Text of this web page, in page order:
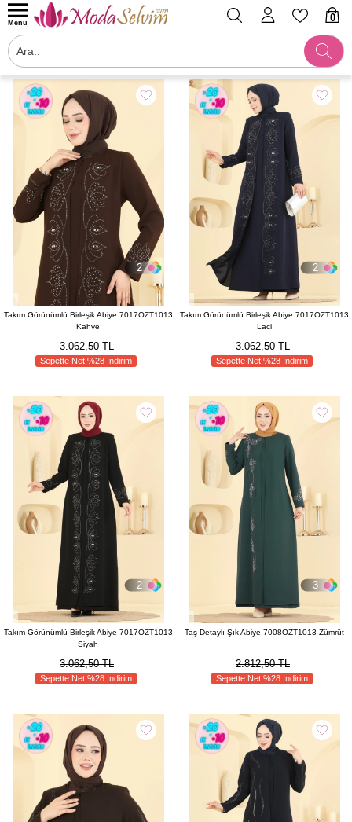
0
Menü
2
Takım Görünümlü Birleşik Abiye 7017OZT1013
Kahve
3.062,50 TL
Sepette Net %28 İndirim
2
Takım Görünümlü Birleşik Abiye 7017OZT1013
Laci
3.062,50 TL
Sepette Net %28 İndirim
2
Takım Görünümlü Birleşik Abiye 7017OZT1013
Siyah
3.062,50 TL
Sepette Net %28 İndirim
3
Taş Detaylı Şık Abiye 7008OZT1013 Zümrüt
2.812,50 TL
Sepette Net %28 İndirim